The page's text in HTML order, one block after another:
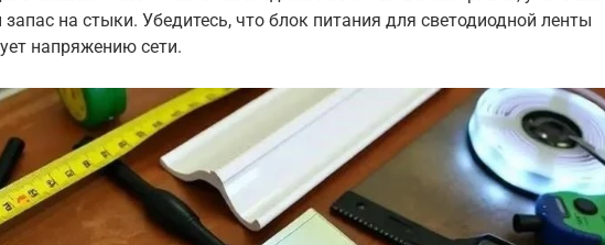
запас на стыки. Убедитесь, что блок питания для светодиодной ленты
напряжению сети.